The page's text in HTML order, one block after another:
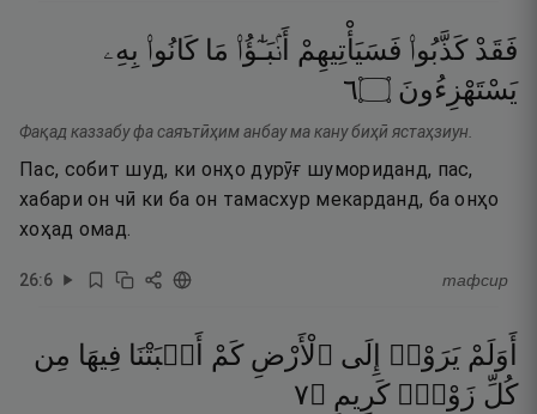
فَقَدْ كَذَّبُوا۟ فَسَيَأْتِيهِمْ أَنۢبَـٰٓؤُا۟ مَا كَانُوا۟ بِهِۦ
يَسْتَهْزِءُونَ ۝٦
Фақад каззабу фа саяътӣҳим анбау ма кану биҳӣ ястаҳзиун.
Пас, собит шуд, ки онҳо дурӯғ шумориданд, пас,
хабари он чӣ ки ба он тамасхур мекарданд, ба онҳо
хоҳад омад.
26:6 тафсир
أَوَلَمْ يَرَوْا۟ إِلَى ٱلْأَرْضِ كَمْ أَنۢبَتْنَا فِيهَا مِن
كُلِّ زَوْجٍۢ كَرِيمٍ ۝٧